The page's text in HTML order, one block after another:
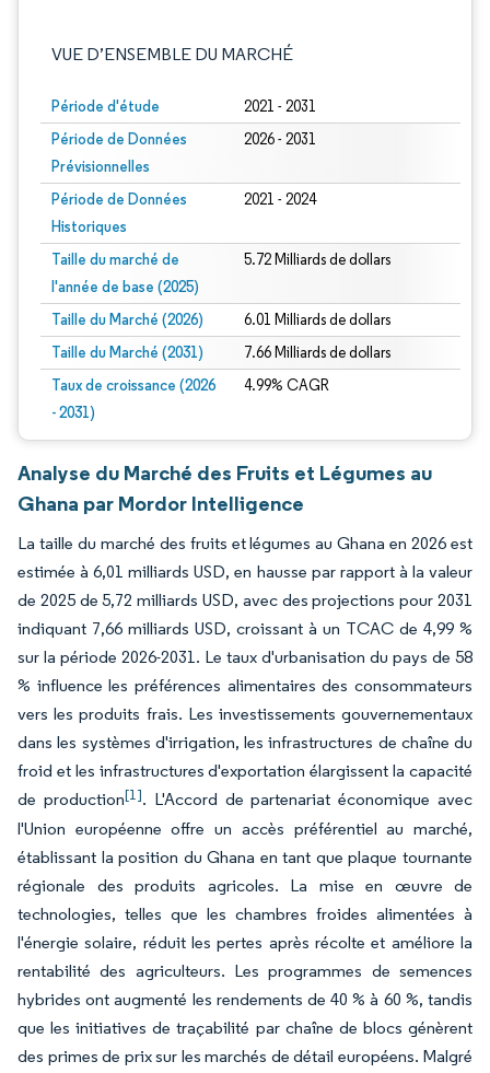
VUE D’ENSEMBLE DU MARCHÉ
Période d'étude 2021 - 2031
Période de Données
Prévisionnelles
2026 - 2031
Période de Données
Historiques
2021 - 2024
Taille du marché de
l'année de base (2025)
5.72 Milliards de dollars
Taille du Marché (2026) 6.01 Milliards de dollars
Taille du Marché (2031) 7.66 Milliards de dollars
Taux de croissance (2026
- 2031)
4.99% CAGR
Analyse du Marché des Fruits et Légumes au
Ghana par Mordor Intelligence
La taille du marché des fruits et légumes au Ghana en 2026 est
estimée à 6,01 milliards USD, en hausse par rapport à la valeur
de 2025 de 5,72 milliards USD, avec des projections pour 2031
indiquant 7,66 milliards USD, croissant à un TCAC de 4,99 %
sur la période 2026-2031. Le taux d'urbanisation du pays de 58
% influence les préférences alimentaires des consommateurs
vers les produits frais. Les investissements gouvernementaux
dans les systèmes d'irrigation, les infrastructures de chaîne du
froid et les infrastructures d'exportation élargissent la capacité
de production[1]. L'Accord de partenariat économique avec
l'Union européenne offre un accès préférentiel au marché,
établissant la position du Ghana en tant que plaque tournante
régionale des produits agricoles. La mise en œuvre de
technologies, telles que les chambres froides alimentées à
l'énergie solaire, réduit les pertes après récolte et améliore la
rentabilité des agriculteurs. Les programmes de semences
hybrides ont augmenté les rendements de 40 % à 60 %, tandis
que les initiatives de traçabilité par chaîne de blocs génèrent
des primes de prix sur les marchés de détail européens. Malgré